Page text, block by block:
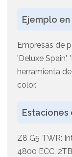
Ejemplo
Empresas de
'Deluxe Spain',
herramienta
color.
Estaciones
Z8 G5 TWR:
4800 ECC,